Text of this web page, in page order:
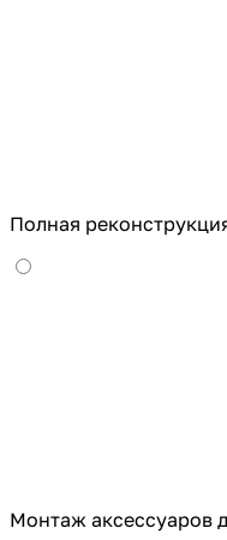
Полная
Монтаж аксессуаров